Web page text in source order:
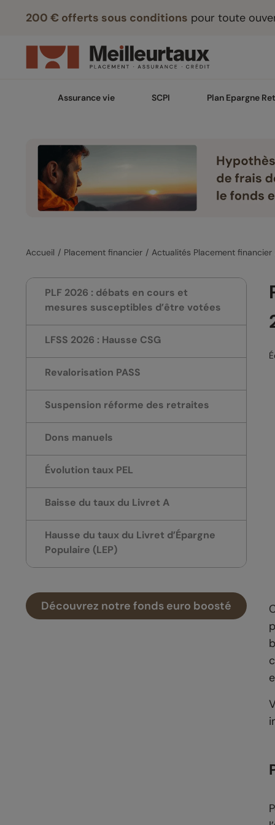
200 € offerts sous conditions pour toute
Assurance vie SCPI Plan Epargne
Accueil Placement financier Actualités Placement financier
PLF 2026 : débats en cours et
mesures susceptibles d’être votées
LFSS 2026 : Hausse CSG
Revalorisation PASS
Suspension réforme des retraites
Dons manuels
Évolution taux PEL
Baisse du taux du Livret A
Hausse du taux du Livret d’Épargne
Populaire (LEP)
Découvrez notre fonds euro boosté